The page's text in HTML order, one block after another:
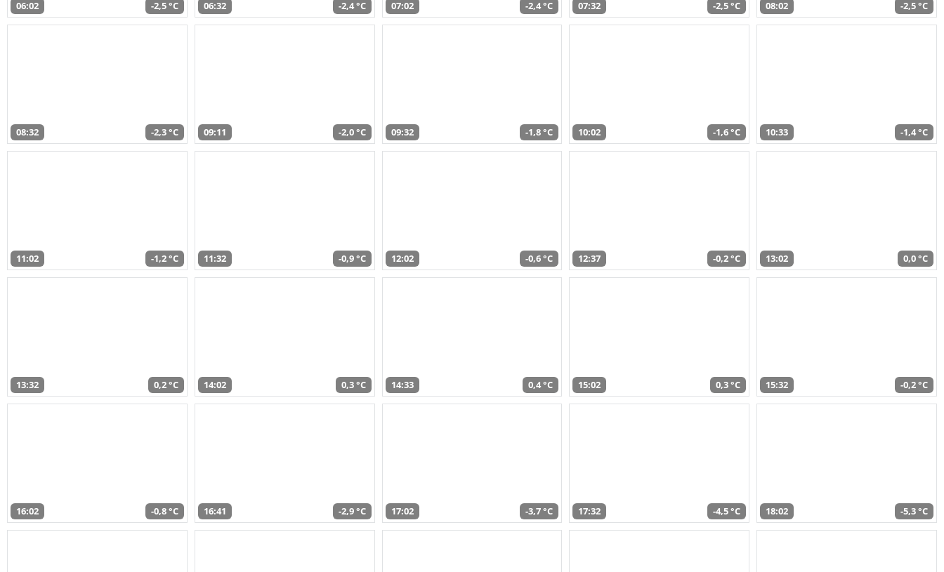
06:02 -2,5 °C 06:32 -2,4 °C 07:02 -2,4 °C 07:32 -2,5 °C 08:02 -2,5 °C
08:32 -2,3 °C 09:11 -2,0 °C 09:32 -1,8 °C 10:02 -1,6 °C 10:33 -1,4 °C
11:02 -1,2 °C 11:32 -0,9 °C 12:02 -0,6 °C 12:37 -0,2 °C 13:02 0,0 °C
13:32 0,2 °C 14:02 0,3 °C 14:33 0,4 °C 15:02 0,3 °C 15:32 -0,2 °C
16:02 -0,8 °C 16:41 -2,9 °C 17:02 -3,7 °C 17:32 -4,5 °C 18:02 -5,3 °C